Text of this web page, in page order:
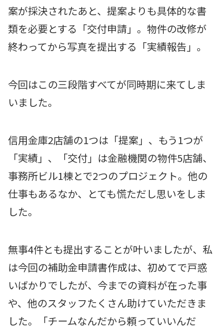
案が採決されたあと、提案よりも具体的な書
類を必要とする「交付申請」。物件の改修が
終わってから写真を提出する「実績報告」。
今回はこの三段階すべてが同時期に来てしま
いました。
信用金庫2店舗の1つは「提案」、もう1つが
「実績」、「交付」は金融機関の物件5店舗、
事務所ビル1棟とで2つのプロジェクト。他の
仕事もあるなか、とても慌ただし思いをしま
した。
無事4件とも提出することが叶いましたが、私
は今回の補助金申請書作成は、初めてで戸惑
いばかりでしたが、今までの資料が在った事
や、他のスタッフたくさん助けていただきま
した。「チームなんだから頼っていいんだ